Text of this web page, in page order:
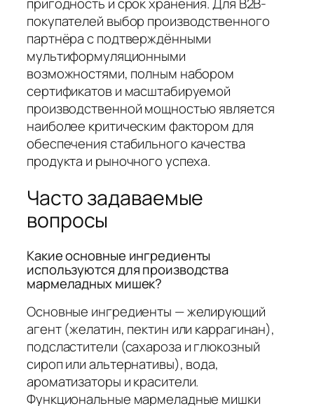
пригодность и срок хранения. Для B2B-
покупателей выбор производственного
партнёра с подтверждёнными
мультиформуляционными
возможностями, полным набором
сертификатов и масштабируемой
производственной мощностью является
наиболее критическим фактором для
обеспечения стабильного качества
продукта и рыночного успеха.
Часто задаваемые
вопросы
Какие основные ингредиенты
используются для производства
мармеладных мишек?
Основные ингредиенты — желирующий
агент (желатин, пектин или каррагинан),
подсластители (сахароза и глюкозный
сироп или альтернативы), вода,
ароматизаторы и красители.
Функциональные мармеладные мишки